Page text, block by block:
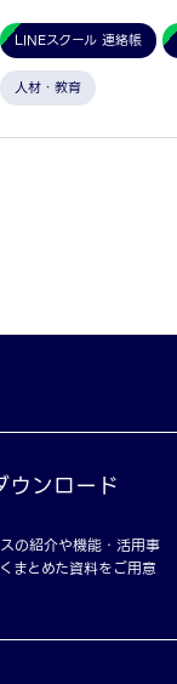
LINEスクール 連絡帳
人材・教育
ウンロード
の紹介や機能・活用事
まとめた資料をご用意